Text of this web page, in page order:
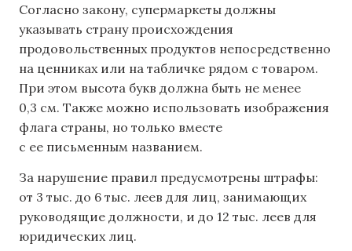
Согласно закону, супермаркеты должны
указывать страну происхождения
продовольственных продуктов непосредственно
на ценниках или на табличке рядом с товаром.
При этом высота букв должна быть не менее
0,3 см. Также можно использовать изображения
флага страны, но только вместе
с ее письменным названием.
За нарушение правил предусмотрены штрафы:
от 3 тыс. до 6 тыс. леев для лиц, занимающих
руководящие должности, и до 12 тыс. леев для
юридических лиц.